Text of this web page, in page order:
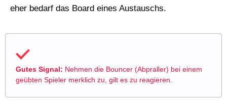
eher bedarf das Board eines Austauschs.
Gutes Signal: Nehmen die Bouncer (Abpraller) bei einem
geübten Spieler merklich zu, gilt es zu reagieren.